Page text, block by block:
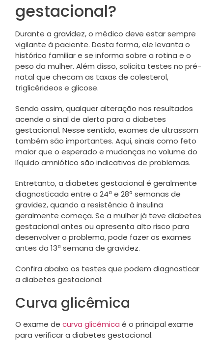
gestacional?
Durante a gravidez, o médico deve estar sempre
vigilante à paciente. Desta forma, ele levanta o
histórico familiar e se informa sobre a rotina e o
peso da mulher. Além disso, solicita testes no pré-
natal que checam as taxas de colesterol,
triglicérideos e glicose.
Sendo assim, qualquer alteração nos resultados
acende o sinal de alerta para a diabetes
gestacional. Nesse sentido, exames de ultrassom
também são importantes. Aqui, sinais como feto
maior que o esperado e mudanças no volume do
líquido amniótico são indicativos de problemas.
Entretanto, a diabetes gestacional é geralmente
diagnosticada entre a 24ª e 28ª semanas de
gravidez, quando a resistência à insulina
geralmente começa. Se a mulher já teve diabetes
gestacional antes ou apresenta alto risco para
desenvolver o problema, pode fazer os exames
antes da 13ª semana de gravidez.
Confira abaixo os testes que podem diagnosticar
a diabetes gestacional:
Curva glicêmica
O exame de curva glicêmica é o principal exame
para verificar a diabetes gestacional.